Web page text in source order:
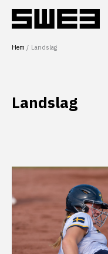
innehåll
Hem Landslag
Landslag